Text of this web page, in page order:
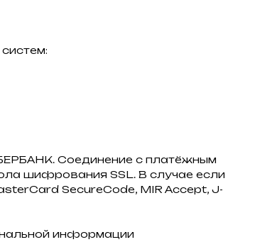
Соединение с платёжным
шифрования SSL. В случае если
SecureCode, MIR Accept, J-
информации